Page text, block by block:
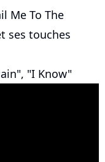
Me To The
ses touches
"I Know"